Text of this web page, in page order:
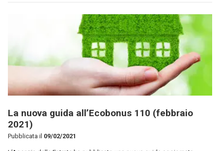
La nuova guida all’Ecobonus 110 (febbraio
2021)
Pubblicata il 09/02/2021